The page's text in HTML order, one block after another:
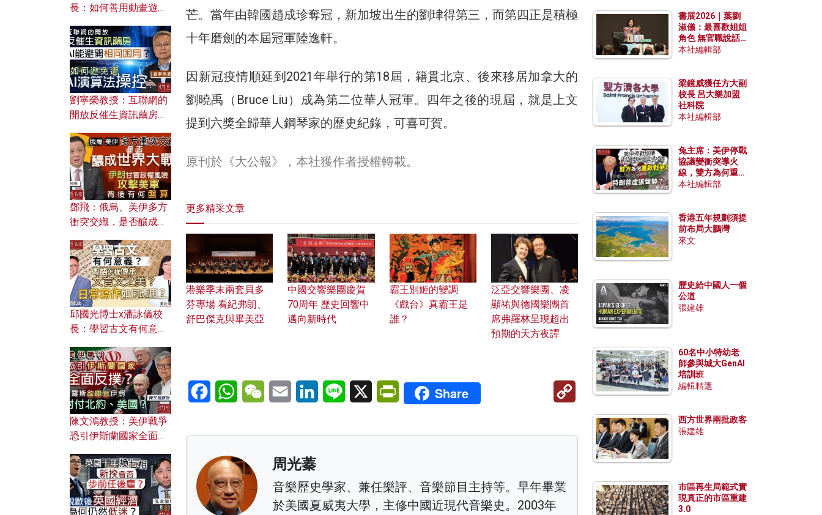
芒。當年由韓國趙成珍奪冠，新加坡出生的劉珒得第三，而第四正是積極
十年磨劍的本屆冠軍陸逸軒。
因新冠疫情順延到2021年舉行的第18屆，籍貫北京、後來移居加拿大的
劉曉禹（Bruce Liu）成為第二位華人冠軍。四年之後的現屆，就是上文
提到六獎全歸華人鋼琴家的歷史紀錄，可喜可賀。
原刊於《大公報》，本社獲作者授權轉載。
更多精采文章
港樂季末兩套貝多
芬專場 看紀弗朗、
舒巴傑克與畢美亞
中國交響樂團慶賀
70周年 歷史回響中
邁向新時代
霸王別姬的變調
《戲台》真霸王是
誰？
泛亞交響樂團、凌
顯祐與德國樂團首
席弗羅林呈現超出
預期的天方夜譚
FacebookWhatsAppWeChatEmail LinkedInLine X PrintFriendly
Share
Copy
Link
周光蓁
音樂歷史學家、兼任樂評、音樂節目主持等。早年畢業
於美國夏威夷大學，主修中國近現代音樂史。2003年
長：如何善用動畫遊戲
劉寧榮教授：互聯網的
開放反催生資訊繭房，
何避免遭AI演算法操
控？
鄧飛：俄烏、美伊多方
衝突交織，是否釀成世
風險攻擊美軍，背後有
何盤算？
邱國光博士x潘詠儀校
長：學習古文有何意
文之美？ 日常寫作如何
應用？
陳文鴻教授：美伊戰爭
恐引伊斯蘭國家全面反
對付北約美國？
書展2026｜葉劉
淑儀：最喜歡姐姐
角色 無官職說話
包袱少
本社編輯部
梁鏡威獲任方大副
校長 呂大樂加盟
社科院
本社編輯部
兔主席：美伊停戰
協議變衝突導火
線，雙方為何重啟
戰爭？伊朗一早洞
本社編輯部
香港五年規劃須提
前布局大鵬灣
來文
歷史給中國人一個
公道
張建雄
60名中小特幼老
師參與城大GenAI
培訓班
編輯精選
西方世界兩批政客
張建雄
市區再生局範式實
現真正的市區重建
3.0